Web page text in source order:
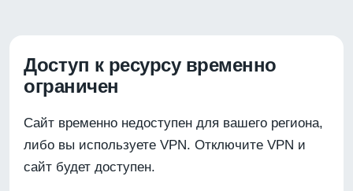
Доступ к ресурсу временно
ограничен
Сайт временно недоступен для вашего региона,
либо вы используете VPN. Отключите VPN и
сайт будет доступен.